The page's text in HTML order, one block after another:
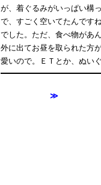
が、着ぐるみがいっぱい構
で、すごく空いてたんです
でした。ただ、食べ物があ
外に出てお昼を取られた方
愛いので。ＥＴとか、ぬ
≫